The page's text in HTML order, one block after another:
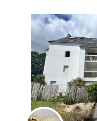
CLIQUER